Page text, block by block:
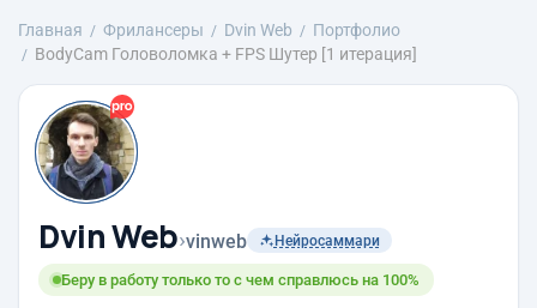
Главная Фрилансеры Dvin Web
Портфолио
BodyCam Головоломка + FPS Шутер [1 итерация]
Dvin Web›vinweb Нейросаммари
Беру в работу только то с чем справлюсь на 100%